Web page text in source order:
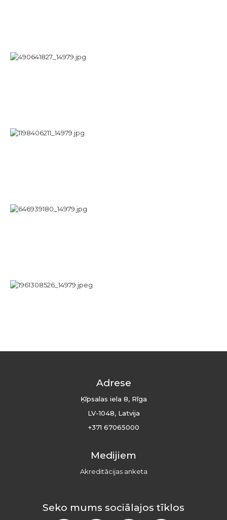
Adrese
Ķīpsalas iela 8, Rīga
LV-1048, Latvija
+371 67065000
Medijiem
Akreditācijas anketa
Seko mums sociālajos tīklos